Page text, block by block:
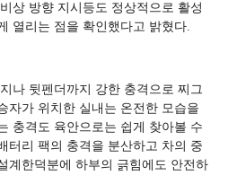
상 방향 지시등도 정상적으로 활성
열리는 점을 확인했다고 밝혔다.
나 뒷펜더까지 강한 충격으로 찌그
자가 위치한 실내는 온전한 모습을
충격도 육안으로는 쉽게 찾아볼 수
터리 팩의 충격을 분산하고 차의 중
계한덕분에 하부의 긁힘에도 안전하